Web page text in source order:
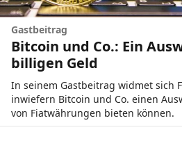
Gastbeitrag
Bitcoin und Co.: Ein
billigen Geld
In seinem Gastbeitrag widmet sich
inwiefern Bitcoin und Co. einen
von Fiatwährungen bieten können.